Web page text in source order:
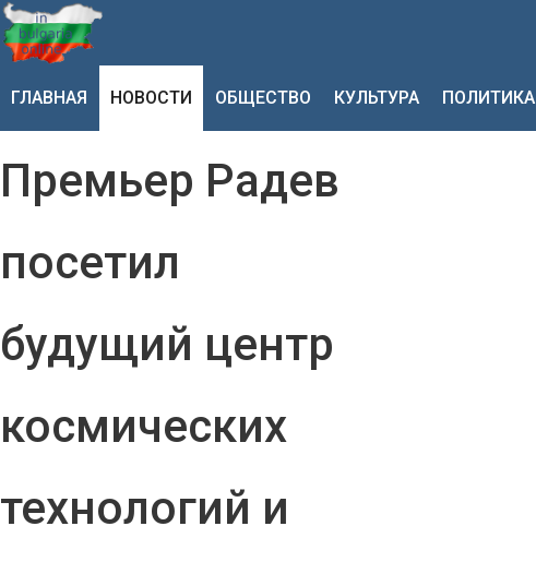
ГЛАВНАЯ НОВОСТИ ОБЩЕСТВО КУЛЬТУРА ПОЛИТИКА
Премьер Радев
посетил
будущий центр
космических
технологий и